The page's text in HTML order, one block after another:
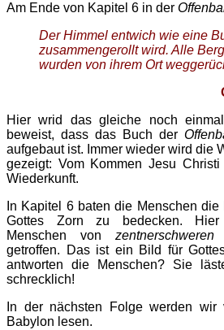
Am Ende von Kapitel 6 in der
Der Himmel entwich wie eine
zusammengerollt wird. Alle
wurden von ihrem Ort
Hier wrid das gleiche noch
beweist, dass das Buch der
aufgebaut ist. Immer wieder wird die
gezeigt: Vom Kommen Jesu
Wiederkunft.
In Kapitel 6 baten die Menschen
Gottes Zorn zu bedecken.
Menschen von
getroffen. Das ist ein Bild für
antworten die Menschen? Sie
schrecklich!
In der nächsten Folge werden wir
Babylon lesen.